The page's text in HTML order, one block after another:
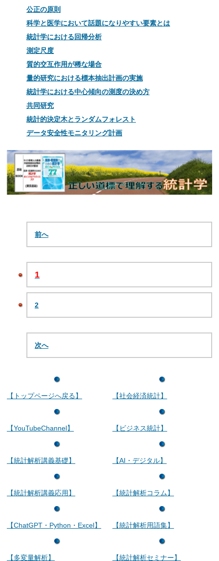
公正の原則
科学と医学において話題になりやすい要素とは
統計学における回帰分析
測定尺度
質的交互作用が稀な場合
量的研究における標本抽出計画の実施
統計学における中心傾向の測度の決め方
共同研究
統計的決定木とランダムフォレスト
データ安全性モニタリング計画
前へ
1
2
次へ
【トップページへ戻る】
【YouTubeChannel】
【統計解析講義基礎】
【統計解析講義応用】
【ChatGPT・Python・Excel】
【多変量解析】
【社会経済統計】
【ビジネス統計】
【AI・デジタル】
【統計解析コラム】
【統計解析用語集】
【統計解析セミナー】